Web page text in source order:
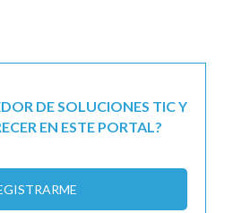
DE SOLUCIONES TIC Y
EN ESTE PORTAL?